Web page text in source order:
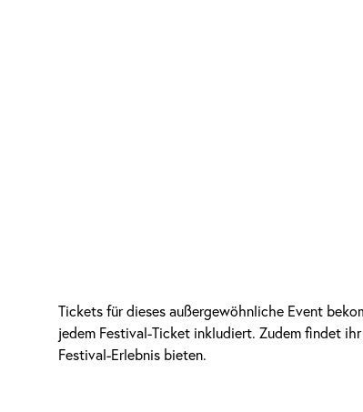
Tickets für dieses außergewöhnliche Event
jedem Festival-Ticket inkludiert. Zudem findet
Festival-Erlebnis bieten.